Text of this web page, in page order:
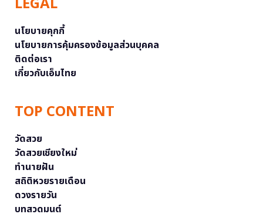
นโยบายคุกกี้
นโยบายการคุ้มครองข้อมูลส่วนบุคคล
ติดต่อเรา
เกี่ยวกับเอ็มไทย
TOP CONTENT
วัดสวย
วัดสวยเชียงใหม่
ทำนายฝัน
สถิติหวยรายเดือน
ดวงรายวัน
บทสวดมนต์